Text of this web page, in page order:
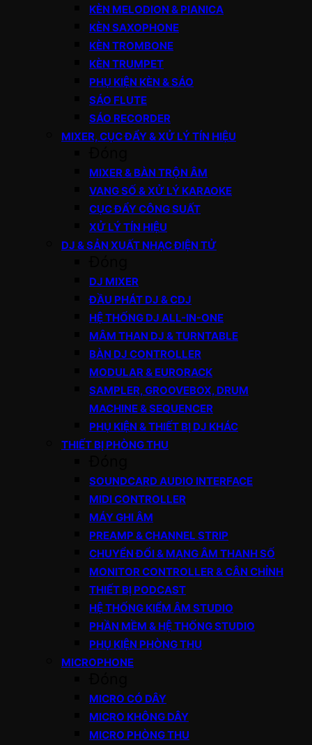
KÈN MELODION & PIANICA
KÈN SAXOPHONE
KÈN TROMBONE
KÈN TRUMPET
PHỤ KIỆN KÈN & SÁO
SÁO FLUTE
SÁO RECORDER
MIXER, CỤC ĐẨY & XỬ LÝ TÍN HIỆU
MIXER & BÀN TRỘN ÂM
VANG SỐ & XỬ LÝ KARAOKE
CỤC ĐẨY CÔNG SUẤT
XỬ LÝ TÍN HIỆU
DJ & SẢN XUẤT NHẠC ĐIỆN TỬ
DJ MIXER
ĐẦU PHÁT DJ & CDJ
HỆ THỐNG DJ ALL-IN-ONE
MÂM THAN DJ & TURNTABLE
BÀN DJ CONTROLLER
MODULAR & EURORACK
SAMPLER, GROOVEBOX, DRUM
MACHINE & SEQUENCER
PHỤ KIỆN & THIẾT BỊ DJ KHÁC
THIẾT BỊ PHÒNG THU
SOUNDCARD AUDIO INTERFACE
MIDI CONTROLLER
MÁY GHI ÂM
PREAMP & CHANNEL STRIP
CHUYỂN ĐỔI & MẠNG ÂM THANH SỐ
MONITOR CONTROLLER & CÂN CHỈNH
THIẾT BỊ PODCAST
HỆ THỐNG KIỂM ÂM STUDIO
PHẦN MỀM & HỆ THỐNG STUDIO
PHỤ KIỆN PHÒNG THU
MICROPHONE
MICRO CÓ DÂY
MICRO KHÔNG DÂY
MICRO PHÒNG THU